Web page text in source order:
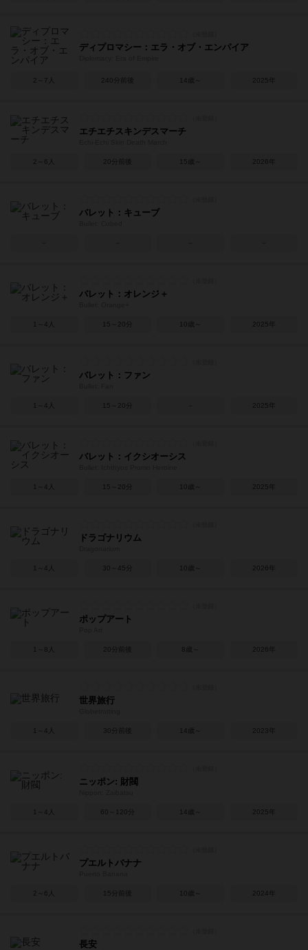
ディプロマシー：エラ・オブ・エンパイア
2～7人 240分前後 14歳～ 2025年
エチエチスキンデスマーチ
2～6人 20分前後 15歳～ 2026年
バレット：キューブ
バレット：オレンジ＋
1～4人 15～20分 10歳～ 2025年
バレット：ファン
1～4人 15～20分 2025年
バレット：イクシオーシス
1～4人 15～20分 10歳～ 2025年
ドラゴナリウム
1～4人 30～45分 10歳～ 2026年
ポップアート
1～8人 20分前後 8歳～ 2026年
世界旅行
1～4人 30分前後 14歳～ 2023年
ニッポン: 財閥
1～4人 60～120分 14歳～ 2025年
プエルトバナナ
2～6人 15分前後 10歳～ 2024年
長安